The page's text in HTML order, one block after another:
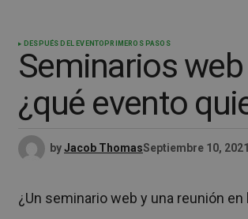
DESPUÉS DEL EVENTO PRIMEROS PASOS
Seminarios
¿qué evento
byJacob ThomasSeptiembre 10, 2021
¿Un seminario web y una reunión